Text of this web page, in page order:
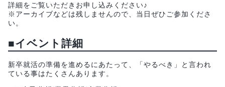
詳細をご覧いただきお申し込みください♪
※アーカイブなどは残しませんので、当日ぜひご参加くださ
い。
■イベント詳細
新卒就活の準備を進めるにあたって、「やるべき」と言われ
ている事はたくさんあります。